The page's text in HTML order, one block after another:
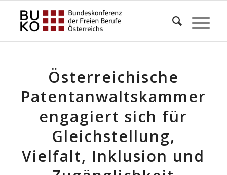
Österreichische
Patentanwaltskammer
engagiert sich für
Gleichstellung,
Vielfalt, Inklusion und